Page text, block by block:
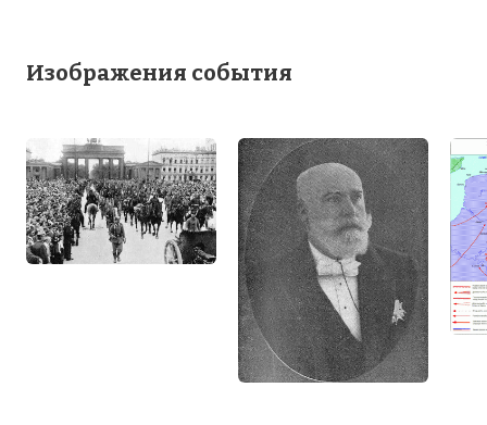
Изображения события
Вернуться в статью:
Германская
оккупация Люксембурга